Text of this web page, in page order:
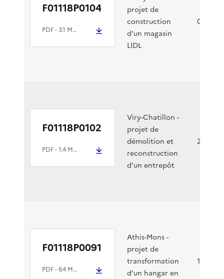
F01118P0104
PDF- 3.1 Mio
projet de
construction
d’un magasin
LIDL
07/05/
F01118P0102
PDF- 1.4 Mio
Viry-Chatillon -
projet de
démolition et
reconstruction
d’un entrepôt
24/04/
F01118P0091
PDF- 6.4 Mio
Athis-Mons -
projet de
transformation
d’un hangar en
12/04/